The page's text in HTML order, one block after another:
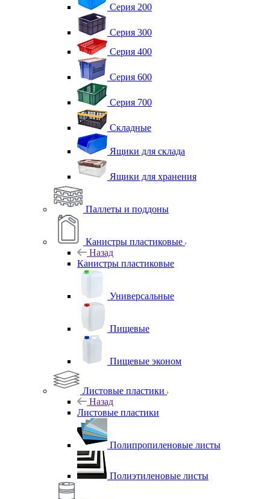
Серия 200
Серия 300
Серия 400
Серия 600
Серия 700
Складные
Ящики для склада
Ящики для хранения
Паллеты и поддоны
Канистры пластиковые
Назад
Канистры пластиковые
Универсальные
Пищевые
Пищевые эконом
Листовые пластики
Назад
Листовые пластики
Полипропиленовые листы
Полиэтиленовые листы